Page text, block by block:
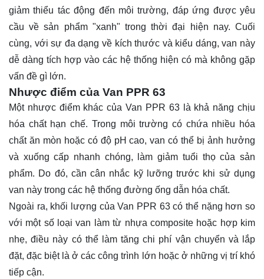
giảm thiểu tác động đến môi trường, đáp ứng được yêu
cầu về sản phẩm "xanh" trong thời đại hiện nay. Cuối
cùng, với sự đa dạng về kích thước và kiểu dáng, van này
dễ dàng tích hợp vào các hệ thống hiện có mà không gặp
vấn đề gì lớn.
Nhược điểm của Van PPR 63
Một nhược điểm khác của Van PPR 63 là khả năng chịu
hóa chất hạn chế. Trong môi trường có chứa nhiều hóa
chất ăn mòn hoặc có độ pH cao, van có thể bị ảnh hưởng
và xuống cấp nhanh chóng, làm giảm tuổi thọ của sản
phẩm. Do đó, cần cân nhắc kỹ lưỡng trước khi sử dụng
van này trong các hệ thống đường ống dẫn hóa chất.
Ngoài ra, khối lượng của Van PPR 63 có thể nặng hơn so
với một số loại van làm từ nhựa composite hoặc hợp kim
nhẹ, điều này có thể làm tăng chi phí vận chuyển và lắp
đặt, đặc biệt là ở các công trình lớn hoặc ở những vị trí khó
tiếp cận.